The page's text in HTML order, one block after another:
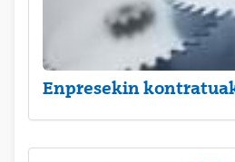
Enpresekin